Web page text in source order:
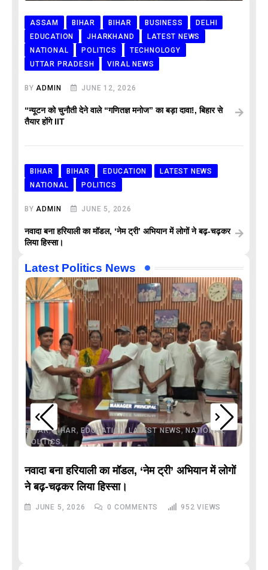
ASSAM BIHAR BIHAR BUSINESS
DELHI
EDUCATION
JHARKHAND
LATEST NEWS
NATIONAL
POLITICS
TECHNOLOGY
UTTAR PRADESH
VIRAL NEWS
BYADMIN JUNE 12, 2026
“न्यूटन को चुनौती देने वाले “गणितज्ञ मनोज” का बड़ा दावा!, बिहार से
तैयार होंगे IIT
BIHAR BIHAR EDUCATION
LATEST NEWS
NATIONAL
POLITICS
BYADMIN JUNE 5, 2026
नवादा बना हरियाली का मॉडल, ‘नेम ट्री’ अभियान में लोगों ने बढ़-चढ़कर
लिया हिस्सा।
Latest Politics News
BIHAR,BIHAR, EDUCATION,LATEST NEWS,NATIONAL,
POLITICS
नवादा बना हरियाली का मॉडल, ‘नेम ट्री’ अभियान में लोगों
ने बढ़-चढ़कर लिया हिस्सा।
JUNE 5, 2026 0 COMMENTS 952 VIEWS